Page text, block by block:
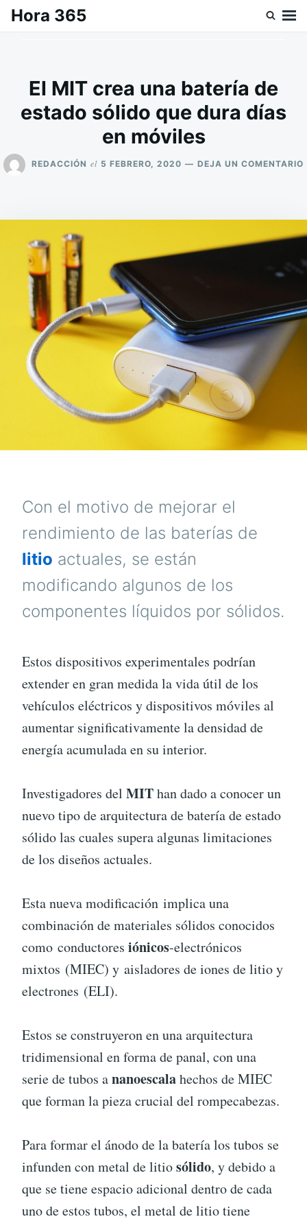
SaltarBuscar:
Hora 365
El MIT crea una batería de
estado sólido que dura días
en móviles
REDACCIÓN el 5 FEBRERO, 2020 DEJA UN COMENTARIO
Con el motivo de mejorar el
rendimiento de las baterías de
litio actuales, se están
modificando algunos de los
componentes líquidos por sólidos.
Estos dispositivos experimentales podrían
extender en gran medida la vida útil de los
vehículos eléctricos y dispositivos móviles al
aumentar significativamente la densidad de
energía acumulada en su interior.
Investigadores del MIThan dado a conocer un
nuevo tipo de arquitectura de batería de estado
sólido las cuales supera algunas limitaciones
de los diseños actuales.
Esta nueva modificación implica una
combinación de materiales sólidos conocidos
como conductores iónicos-electrónicos
mixtos (MIEC) y aisladores de iones de litio y
electrones (ELI).
Estos se construyeron en una arquitectura
tridimensional en forma de panal, con una
serie de tubos ananoescalahechos de MIEC
que forman la pieza crucial del rompecabezas.
Para formar el ánodo de la batería los tubos se
infunden con metal de litiosólido, y debido a
que se tiene espacio adicional dentro de cada
uno de estos tubos, el metal de litio tiene